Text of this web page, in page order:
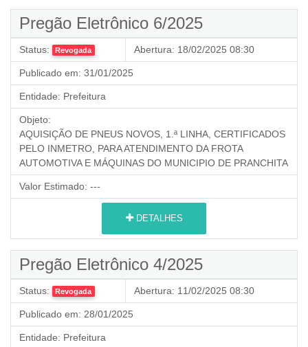
Pregão Eletrônico 6/2025
Status: Revogada Abertura: 18/02/2025 08:30
Publicado em: 31/01/2025
Entidade: Prefeitura
Objeto:
AQUISIÇÃO DE PNEUS NOVOS, 1.ª LINHA, CERTIFICADOS
PELO INMETRO, PARA ATENDIMENTO DA FROTA
AUTOMOTIVA E MÁQUINAS DO MUNICIPIO DE PRANCHITA
Valor Estimado: ---
DETALHES
Pregão Eletrônico 4/2025
Status: Revogada Abertura: 11/02/2025 08:30
Publicado em: 28/01/2025
Entidade: Prefeitura